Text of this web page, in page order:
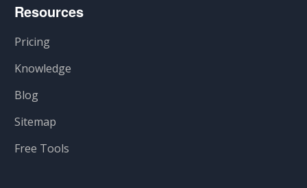
Resources
Pricing
Knowledge
Blog
Sitemap
Free Tools